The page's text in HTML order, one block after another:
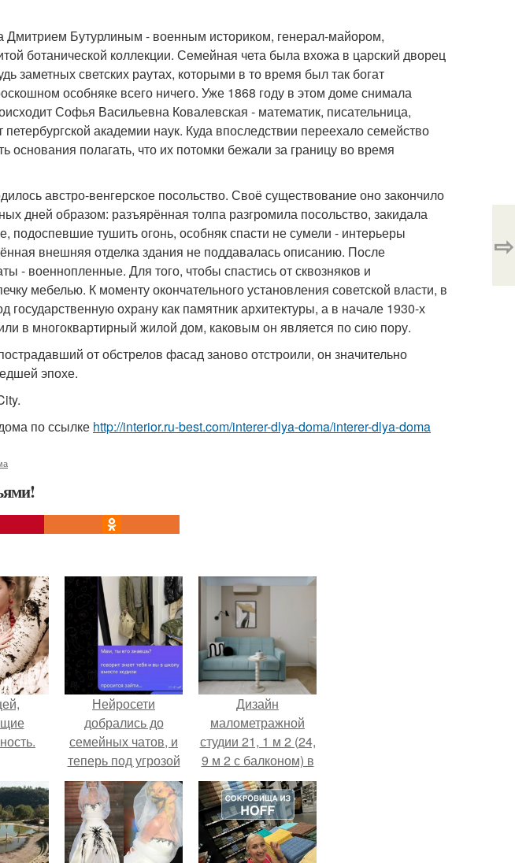
Дмитрием Бутурлиным - военным историком, генерал-майором,
ботанической коллекции. Семейная чета была вхожа в царский дворец
заметных светских раутах, которыми в то время был так богат
особняке всего ничего. Уже 1868 году в этом доме снимала
Софья Васильевна Ковалевская - математик, писательница,
академии наук. Куда впоследствии переехало семейство
основания полагать, что их потомки бежали за границу во время
австро-венгерское посольство. Своё существование оно закончило
дней образом: разъярённая толпа разгромила посольство, закидала
тушить огонь, особняк спасти не сумели - интерьеры
внешняя отделка здания не поддавалась описанию. После
- военнопленные. Для того, чтобы спастись от сквозняков и
мебелью. К моменту окончательного установления советской власти, в
государственную охрану как памятник архитектуры, а в начале 1930-х
в многоквартирный жилой дом, каковым он является по сию пору.
от обстрелов фасад заново отстроили, он значительно
эпохе.
по ссылке http://interior.ru-best.com/interer-dlya-doma/interer-dlya-doma
⇨
Нейросети
добрались до
семейных чатов, и
теперь под угрозой
мамины нервы.
Дизайн
малометражной
студии 21, 1 м 2 (24,
9 м 2 с балконом) в
Краснодаре.